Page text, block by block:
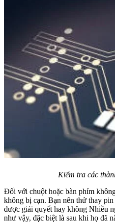
Kiểm tra các
Đối với chuột hoặc bàn phím
không bị cạn. Bạn nên thử thay
được giải quyết hay không Nhiều người đã phản hồi những vấn đề
như vậy, đặc biệt là sau khi họ đã